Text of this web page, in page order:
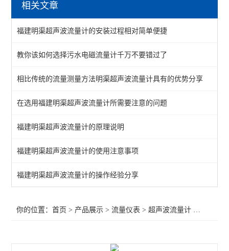
KF系列转轮流量计
LZT系列浮子流量计
电磁流量计
涡街流量计
流量积算仪
齿轮流量计
气体流量计
流量开关
流量表
相关文章
福建明渠超声波流量计的安装过程相对简单便捷
教你该如何选择污水电磁流量计千万不要错过了
相比传统的流量测量方法明渠超声波流量计具有的优势分享
在选用福建明渠超声波流量计所需要注意的问题
福建明渠超声波流量计的原理说明
福建明渠超声波流量计的使用注意事项
福建明渠超声波流量计的操作经验分享
你的位置：首页 > 产品展示 >流量仪表 >超声波流量计